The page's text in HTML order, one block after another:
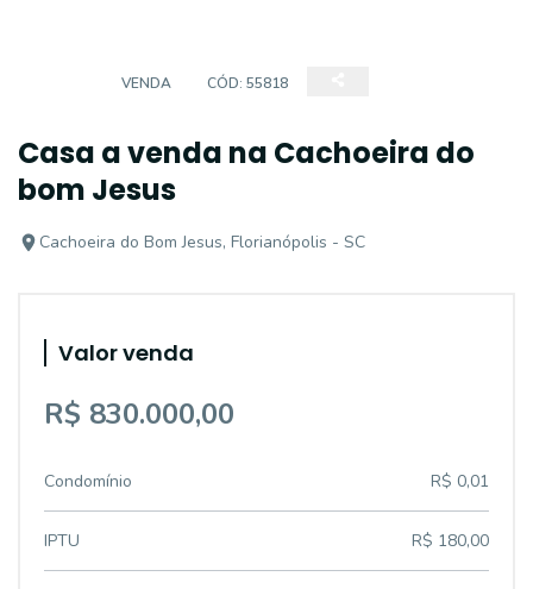
VENDA CÓD: 55818
Casa a venda na Cachoeira do
bom Jesus
Cachoeira do Bom Jesus, Florianópolis - SC
Valor venda
R$ 830.000,00
Condomínio R$ 0,01
IPTU R$ 180,00